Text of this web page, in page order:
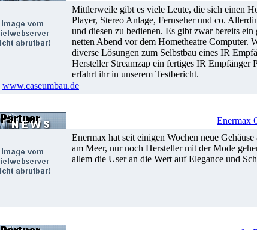
Mittlerweile gibt es viele Leute, die sich einen
Player, Stereo Anlage, Fernseher und co.
und diesen zu bedienen. Es gibt zwar bereits
netten Abend vor dem Hometheatre Computer.
diverse Lösungen zum Selbstbau eines IR
Hersteller Streamzap ein fertiges IR Empfänger
erfahrt ihr in unserem Testbericht.
www.caseumbau.de
Enermax
Enermax hat seit einigen Wochen neue
am Meer, nur noch Hersteller mit der Mode
allem die User an die Wert auf Elegance und